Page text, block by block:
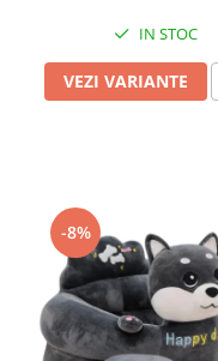
IN STOC
VEZI VARIANTE
-8%